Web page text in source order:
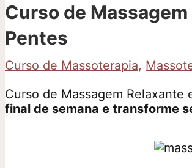
Curso de
Pentes
Curso de Massoterapia,
Curso de Massagem Relaxante
final de semana e transforme